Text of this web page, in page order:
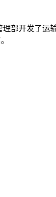
部开发了运